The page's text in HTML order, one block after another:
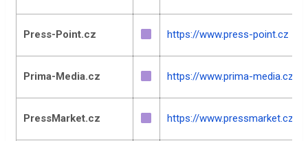
Press-Point.cz https://www.press-point.cz
Prima-Media.cz https://www.prima-media.cz
PressMarket.cz https://www.pressmarket.cz